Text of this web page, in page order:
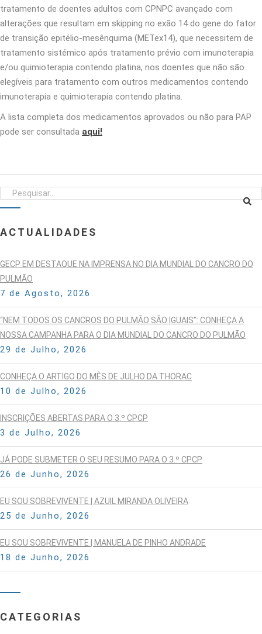
tratamento de doentes adultos com CPNPC avançado com
alterações que resultam em skipping no exão 14 do gene do fator
de transição epitélio-mesênquima (METex14), que necessitem de
tratamento sistémico após tratamento prévio com imunoterapia
e/ou quimioterapia contendo platina, nos doentes que não são
elegíveis para tratamento com outros medicamentos contendo
imunoterapia e quimioterapia contendo platina.
A lista completa dos medicamentos aprovados ou não para PAP
pode ser consultada aqui!
ACTUALIDADES
GECP EM DESTAQUE NA IMPRENSA NO DIA MUNDIAL DO CANCRO DO
PULMÃO
7 de Agosto, 2026
“NEM TODOS OS CANCROS DO PULMÃO SÃO IGUAIS”: CONHEÇA A
NOSSA CAMPANHA PARA O DIA MUNDIAL DO CANCRO DO PULMÃO
29 de Julho, 2026
CONHEÇA O ARTIGO DO MÊS DE JULHO DA THORAC
10 de Julho, 2026
INSCRIÇÕES ABERTAS PARA O 3.º CPCP
3 de Julho, 2026
JÁ PODE SUBMETER O SEU RESUMO PARA O 3.º CPCP
26 de Junho, 2026
EU SOU SOBREVIVENTE | AZUIL MIRANDA OLIVEIRA
25 de Junho, 2026
EU SOU SOBREVIVENTE | MANUELA DE PINHO ANDRADE
18 de Junho, 2026
CATEGORIAS